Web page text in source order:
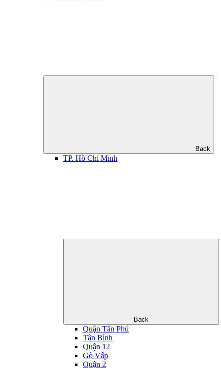
Back
TP. Hồ Chí Minh
Back
Quận Tân Phú
Tân Bình
Quận 12
Gò Vấp
Quận 2